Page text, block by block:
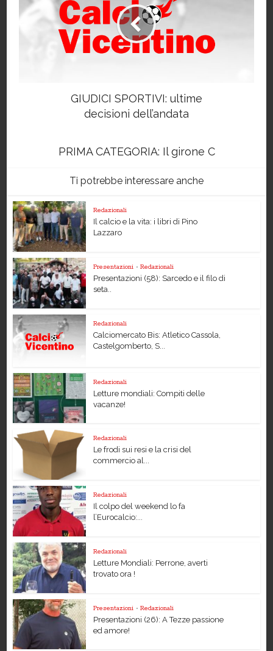
GIUDICI SPORTIVI: ultime
decisioni dell’andata
PRIMA CATEGORIA: Il girone C
Ti potrebbe interessare anche
Redazionali
Il calcio e la vita: i libri di Pino
Lazzaro
Presentazioni • Redazionali
Presentazioni (58): Sarcedo e il filo di
seta..
Redazionali
Calciomercato Bis: Atletico Cassola,
Castelgomberto, S...
Redazionali
Letture mondiali: Compiti delle
vacanze!
Redazionali
Le frodi sui resi e la crisi del
commercio al...
Redazionali
Il colpo del weekend lo fa
l’Eurocalcio:...
Redazionali
Letture Mondiali: Perrone, averti
trovato ora !
Presentazioni • Redazionali
Presentazioni (26): A Tezze passione
ed amore!